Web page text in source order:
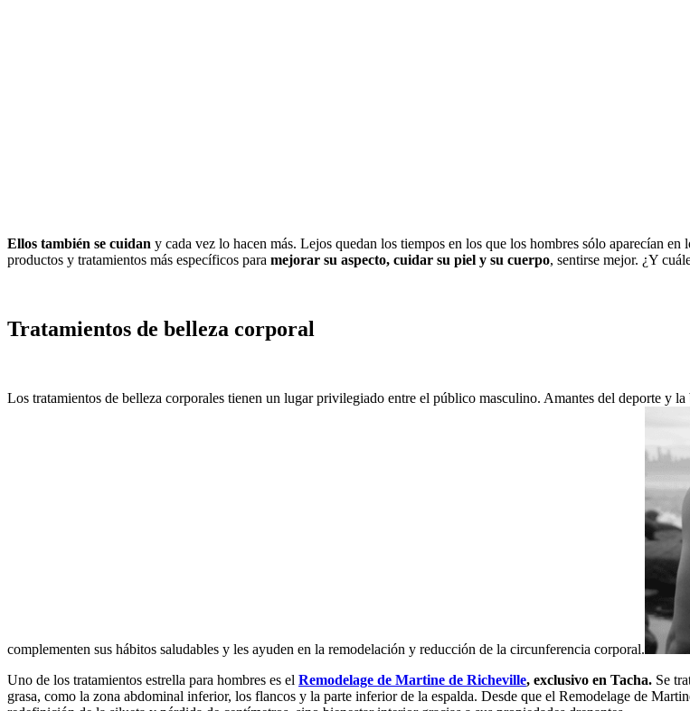
Ellos también se cuidan y cada vez lo hacen más. Lejos quedan los tiempos en los que los hombres sólo aparecían
productos y tratamientos más específicos para mejorar su aspecto, cuidar su piel y su cuerpo, sentirse mejor. ¿Y
Tratamientos de belleza corporal
Los tratamientos de belleza corporales tienen un lugar privilegiado entre el público masculino. Amantes del deporte y
complementen sus hábitos saludables y les ayuden en la remodelación y reducción de la circunferencia corporal.
Uno de los tratamientos estrella para hombres es el Remodelage de Martine de Richeville, exclusivo en Tacha. Se
grasa, como la zona abdominal inferior, los flancos y la parte inferior de la espalda. Desde que el Remodelage de